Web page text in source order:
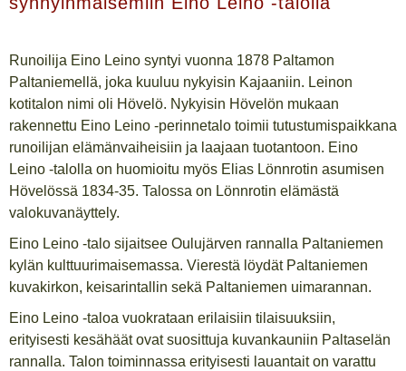
Runoilija Eino Leino syntyi vuonna 1878 Paltamon
Paltaniemellä, joka kuuluu nykyisin Kajaaniin. Leinon
kotitalon nimi oli Hövelö. Nykyisin Hövelön mukaan
rakennettu Eino Leino -perinnetalo toimii tutustumispaikkana
runoilijan elämänvaiheisiin ja laajaan tuotantoon. Eino
Leino -talolla on huomioitu myös Elias Lönnrotin asumisen
Hövelössä 1834-35. Talossa on Lönnrotin elämästä
valokuvanäyttely.
Eino Leino -talo sijaitsee Oulujärven rannalla Paltaniemen
kylän kulttuurimaisemassa. Vierestä löydät Paltaniemen
kuvakirkon, keisarintallin sekä Paltaniemen uimarannan.
Eino Leino -taloa vuokrataan erilaisiin tilaisuuksiin,
erityisesti kesähäät ovat suosittuja kuvankauniin Paltaselän
rannalla. Talon toiminnassa erityisesti lauantait on varattu